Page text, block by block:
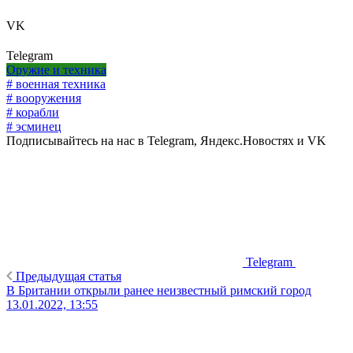
VK
Telegram
Оружие и техника
# военная техника
# вооружения
# корабли
# эсминец
Подписывайтесь на нас в Telegram, Яндекс.Новостях и VK
Telegram
Предыдущая статья
В Британии открыли ранее неизвестный римский город
13.01.2022, 13:55